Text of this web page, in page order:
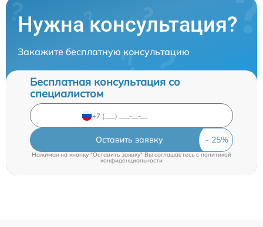
Нужна консультация?
Закажите бесплатную консультацию
Бесплатная консультация со
специалистом
Оставить заявку
Нажимая на кнопку "Оставить заявку" Вы соглашаетесь cполитикой
конфиденциальности